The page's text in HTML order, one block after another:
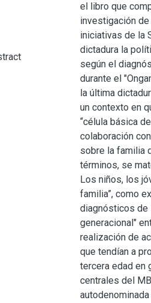
el libro que
investigación
iniciativas de la
dictadura la
según el
durante el
la última
un contexto en
“célula básica
colaboración
sobre la familia
términos, se
Los niños, los
familia”, como
diagnósticos de
generacional"
realización de
que tendían a
tercera edad en
centrales del